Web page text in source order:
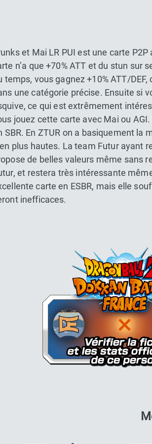
et Mai LR PUI est une carte
n’a que +70% ATT et du stun sur
temps, vous gagnez +10% ATT/
une catégorie précise. Ensuite si
ce qui est extrêmement
jouez cette carte avec Mai ou
SBR. En ZTUR on a basiquement
plus hautes. La team Futur ayant
de belles valeurs même sans
et restera très intéressante
carte en ESBR, mais elle
inefficaces.